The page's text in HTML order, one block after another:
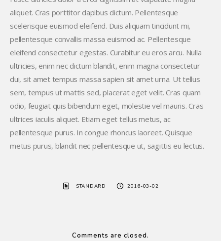
aliquet. Cras porttitor dapibus dictum. Pellentesque
scelerisque euismod eleifend. Duis aliquam tincidunt mi,
pellentesque convallis massa euismod ac. Pellentesque
eleifend consectetur egestas. Curabitur eu eros arcu. Nulla
ultricies, enim nec dictum blandit, enim magna consectetur
dui, sit amet tempus massa sapien sit amet urna. Ut tellus
sem, tempus ut mattis sed, placerat eget velit. Cras quam
odio, feugiat quis bibendum eget, molestie vel mauris. Cras
ultrices iaculis aliquet. Etiam eget tellus metus, ac
pellentesque purus. In congue rhoncus laoreet. Quisque
metus purus, blandit nec pellentesque ut, sagittis eu lectus.
STANDARD 2016-03-02
Comments are closed.